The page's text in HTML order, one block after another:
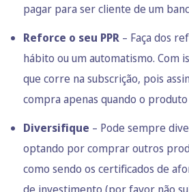
pagar para ser cliente de um
Reforce o seu PPR – Faça dos
hábito ou um automatismo. Com
que corre na subscrição, pois
compra apenas quando o
Diversifique – Pode sempre
optando por comprar outros
como sendo os certificados de